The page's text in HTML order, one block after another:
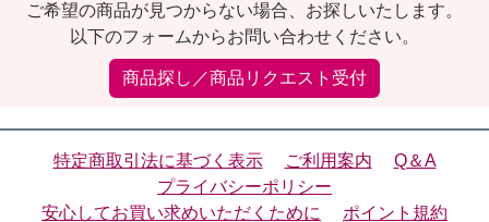
ご希望の商品が見つからない場合、お探しいたします。
以下のフォームからお問い合わせください。
商品探し／商品リクエスト受付
特定商取引法に基づく表示 ご利用案内
Q＆A
プライバシーポリシー
安心してお買い求めいただくために
ポイント規約